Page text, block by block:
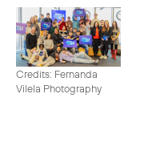
Credits: Fernanda
Vilela Photography